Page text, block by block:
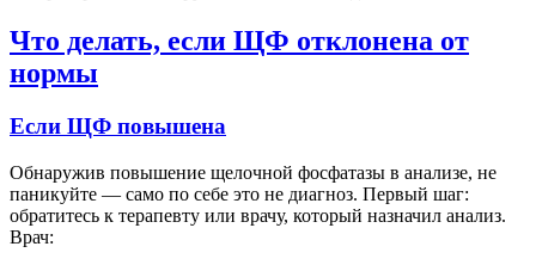
Что делать, если ЩФ отклонена от
нормы
Если ЩФ повышена
Обнаружив повышение щелочной фосфатазы в анализе, не
паникуйте — само по себе это не диагноз. Первый шаг:
обратитесь к терапевту или врачу, который назначил анализ.
Врач: